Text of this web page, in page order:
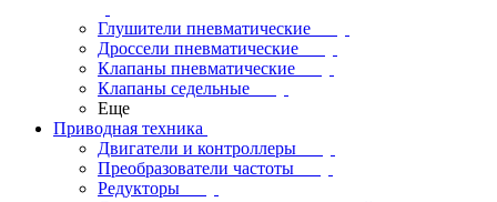
Глушители пневматические
Дроссели пневматические
Клапаны пневматические
Клапаны седельные
Еще
Приводная техника
Двигатели и контроллеры
Преобразователи частоты
Редукторы